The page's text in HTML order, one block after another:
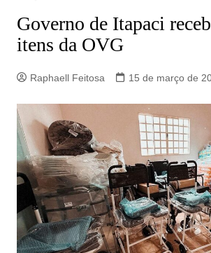
Governo de Itapaci
itens da OVG
Raphaell Feitosa 15 de março de